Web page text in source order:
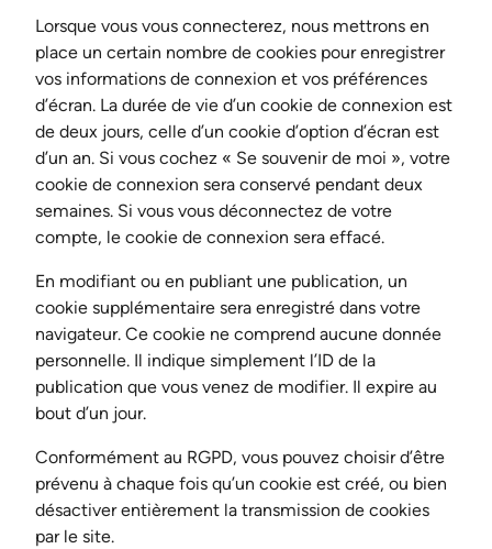
Lorsque vous vous connecterez, nous mettrons en
place un certain nombre de cookies pour enregistrer
vos informations de connexion et vos préférences
d’écran. La durée de vie d’un cookie de connexion est
de deux jours, celle d’un cookie d’option d’écran est
d’un an. Si vous cochez « Se souvenir de moi », votre
cookie de connexion sera conservé pendant deux
semaines. Si vous vous déconnectez de votre
compte, le cookie de connexion sera effacé.
En modifiant ou en publiant une publication, un
cookie supplémentaire sera enregistré dans votre
navigateur. Ce cookie ne comprend aucune donnée
personnelle. Il indique simplement l’ID de la
publication que vous venez de modifier. Il expire au
bout d’un jour.
Conformément au RGPD, vous pouvez choisir d’être
prévenu à chaque fois qu’un cookie est créé, ou bien
désactiver entièrement la transmission de cookies
par le site.